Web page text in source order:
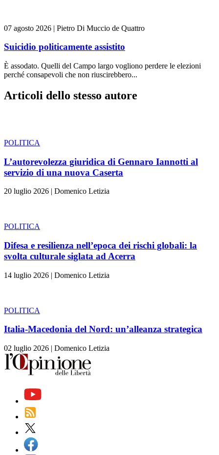
07 agosto 2026 | Pietro Di Muccio de Quattro
Suicidio politicamente assistito
È assodato. Quelli del Campo largo vogliono perdere le elezioni
perché consapevoli che non riuscirebbero...
Articoli dello stesso autore
POLITICA
L’autorevolezza giuridica di Gennaro Iannotti al
servizio di una nuova Caserta
20 luglio 2026 | Domenico Letizia
POLITICA
Difesa e resilienza nell’epoca dei rischi globali: la
svolta culturale siglata ad Acerra
14 luglio 2026 | Domenico Letizia
POLITICA
Italia-Macedonia del Nord: un’alleanza strategica
02 luglio 2026 | Domenico Letizia